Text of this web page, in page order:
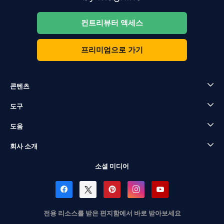
컨트리뷰터 액세스
프리미엄으로 가기
콘텐츠
도구
도움
회사 소개
소셜 미디어
전용 리소스를 받은 편지함에서 바로 받아보세요